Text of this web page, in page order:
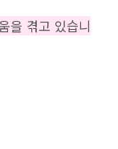
을 겪고 있습니